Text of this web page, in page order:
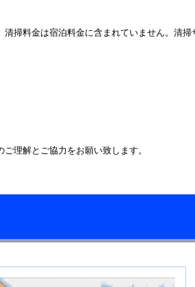
掃料金は宿泊料金に含まれていません。清掃
理解とご協力をお願い致します。